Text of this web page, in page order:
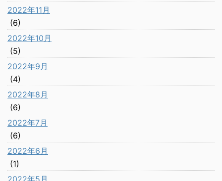
2022年11月
(6)
2022年10月
(5)
2022年9月
(4)
2022年8月
(6)
2022年7月
(6)
2022年6月
(1)
2022年5月